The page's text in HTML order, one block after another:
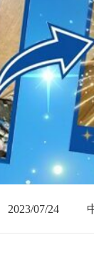
2023/01/12
2023/07/24
2023/01/12